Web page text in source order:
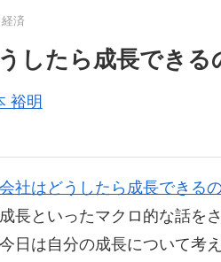
経済
したら成長できる
裕明
会社はどうしたら成長できる
長といったマクロ的な話を
日は自分の成長について考